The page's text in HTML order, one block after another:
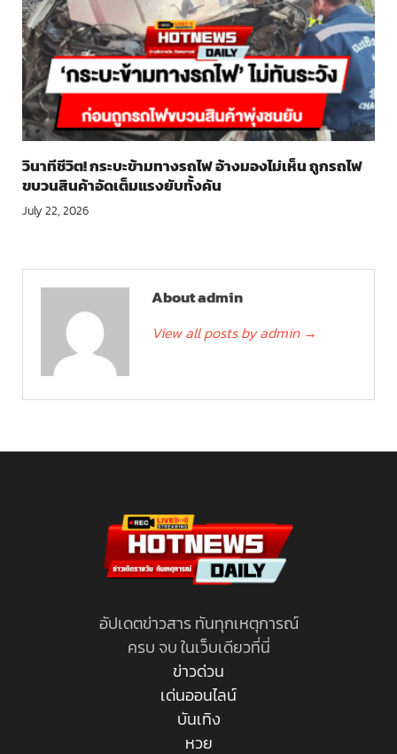
วินาทีชีวิต! กระบะข้ามทางรถไฟ อ้างมองไม่เห็น ถูกรถไฟ
ขบวนสินค้าอัดเต็มแรงยับทั้งคัน
July 22, 2026
About admin
View all posts by admin →
อัปเดตข่าวสาร ทันทุกเหตุการณ์
ครบ จบ ในเว็บเดียวที่นี่
ข่าวด่วน
เด่นออนไลน์
บันเทิง
หวย